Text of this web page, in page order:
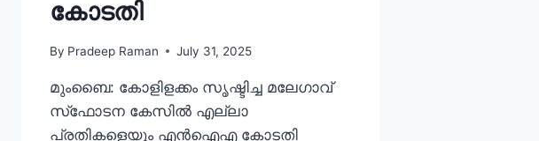
കോടതി
By Pradeep Raman July 31, 2025
മുംബൈ: കോളിളക്കം സൃഷ്ടിച്ച മലേഗാവ്
സ്‌ഫോടന കേസില്‍ എല്ലാ
പ്രതികളെയും എന്‍ഐഎ കോടതി